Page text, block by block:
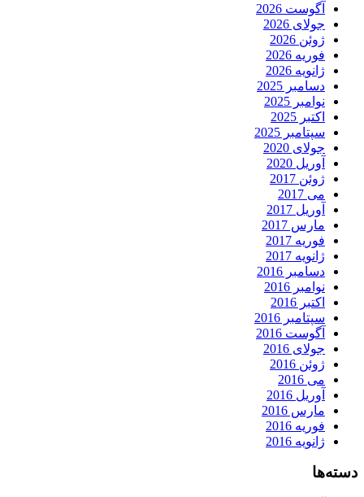
آگوست 2026
جولای 2026
ژوئن 2026
فوریه 2026
ژانویه 2026
دسامبر 2025
نوامبر 2025
اکتبر 2025
سپتامبر 2025
جولای 2020
آوریل 2020
ژوئن 2017
می 2017
آوریل 2017
مارس 2017
فوریه 2017
ژانویه 2017
دسامبر 2016
نوامبر 2016
اکتبر 2016
سپتامبر 2016
آگوست 2016
جولای 2016
ژوئن 2016
می 2016
آوریل 2016
مارس 2016
فوریه 2016
ژانویه 2016
دسته‌ها